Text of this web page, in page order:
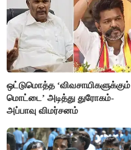
ஒட்டுமொத்த ‘விவசாயிகளுக்கும்
மொட்டை’ அடித்து துரோகம்-
அப்பாவு விமர்சனம்